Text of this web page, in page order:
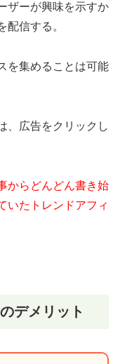
ザーが興味を示すか
配信する。
を集めることは可能
、広告をクリックし
からどんどん書き始
いたトレンドアフィ
デメリット